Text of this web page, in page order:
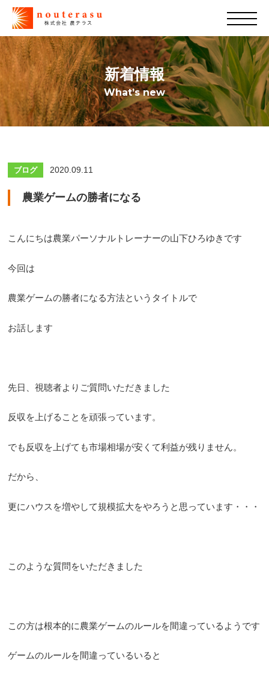
新着情報
What’s new
ブログ 2020.09.11
農業ゲームの勝者になる
こんにちは農業パーソナルトレーナーの山下ひろゆきです
今回は
農業ゲームの勝者になる方法というタイトルで
お話します
先日、視聴者よりご質問いただきました
反収を上げることを頑張っています。
でも反収を上げても市場相場が安くて利益が残りません。
だから、
更にハウスを増やして規模拡大をやろうと思っています・・・
このような質問をいただきました
この方は根本的に農業ゲームのルールを間違っているようです
ゲームのルールを間違っているいると